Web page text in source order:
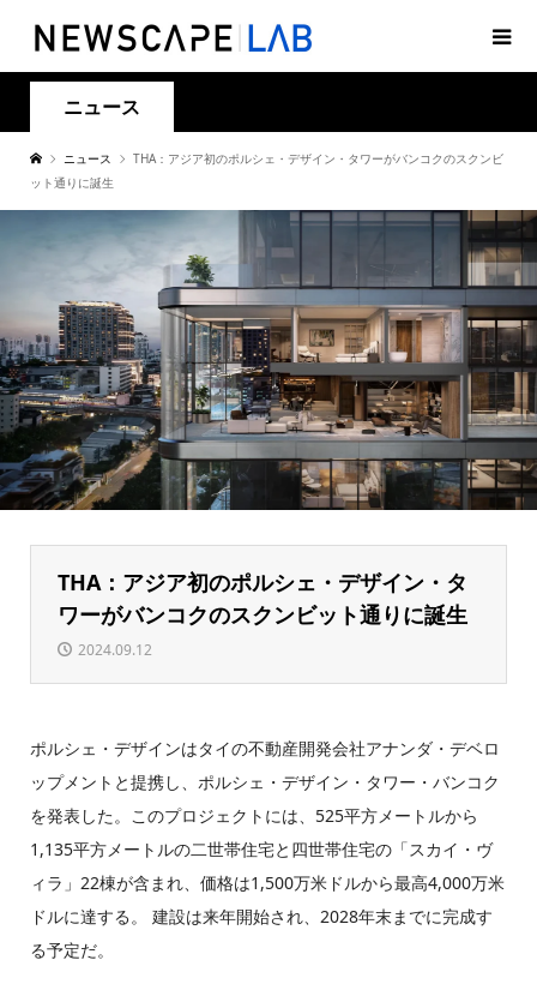
ニュース
ニュース
THA：アジア初のポルシェ・デザイン・タワーがバンコクのスクンビ
ット通りに誕生
THA：アジア初のポルシェ・デザイン・タ
ワーがバンコクのスクンビット通りに誕生
2024.09.12
ポルシェ・デザインはタイの不動産開発会社アナンダ・デベロ
ップメントと提携し、ポルシェ・デザイン・タワー・バンコク
を発表した。このプロジェクトには、525平方メートルから
1,135平方メートルの二世帯住宅と四世帯住宅の「スカイ・ヴ
ィラ」22棟が含まれ、価格は1,500万米ドルから最高4,000万米
ドルに達する。 建設は来年開始され、2028年末までに完成す
る予定だ。